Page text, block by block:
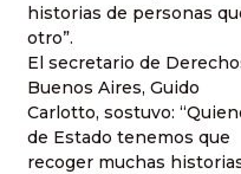
historias de personas
otro”.
El secretario de
Buenos Aires, Guido
Carlotto, sostuvo:
de Estado tenemos que
recoger muchas